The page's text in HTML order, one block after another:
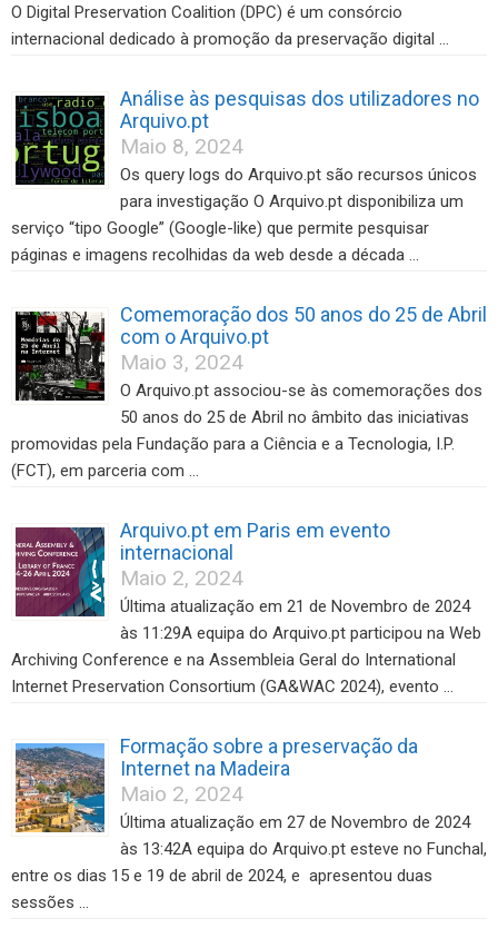
O Digital Preservation Coalition (DPC) é um consórcio
internacional dedicado à promoção da preservação digital …
Análise às pesquisas dos utilizadores no
Arquivo.pt
Maio 8, 2024
Os query logs do Arquivo.pt são recursos únicos
para investigação O Arquivo.pt disponibiliza um
serviço “tipo Google” (Google-like) que permite pesquisar
páginas e imagens recolhidas da web desde a década …
Comemoração dos 50 anos do 25 de Abril
com o Arquivo.pt
Maio 3, 2024
O Arquivo.pt associou-se às comemorações dos
50 anos do 25 de Abril no âmbito das iniciativas
promovidas pela Fundação para a Ciência e a Tecnologia, I.P.
(FCT), em parceria com …
Arquivo.pt em Paris em evento
internacional
Maio 2, 2024
Última atualização em 21 de Novembro de 2024
às 11:29A equipa do Arquivo.pt participou na Web
Archiving Conference e na Assembleia Geral do International
Internet Preservation Consortium (GA&WAC 2024), evento …
Formação sobre a preservação da
Internet na Madeira
Maio 2, 2024
Última atualização em 27 de Novembro de 2024
às 13:42A equipa do Arquivo.pt esteve no Funchal,
entre os dias 15 e 19 de abril de 2024, e apresentou duas
sessões …